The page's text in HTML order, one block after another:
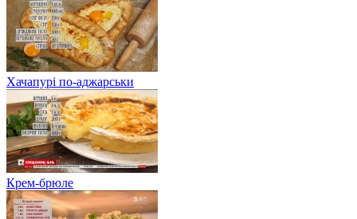
Хачапурі по-аджарськи
Крем-брюле